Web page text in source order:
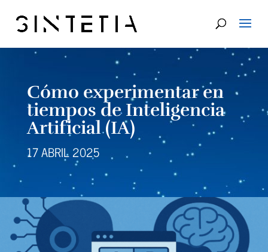
Cómo experimentar en
tiempos de Inteligencia
Artificial (IA)
17 ABRIL 2025